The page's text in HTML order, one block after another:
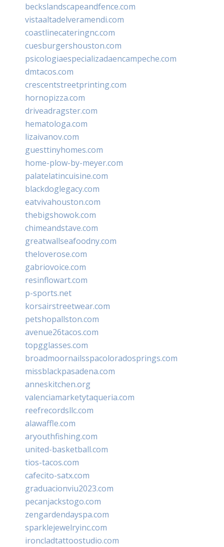
beckslandscapeandfence.com
vistaaltadelveramendi.com
coastlinecateringnc.com
cuesburgershouston.com
psicologiaespecializadaencampeche.com
dmtacos.com
crescentstreetprinting.com
hornopizza.com
driveadragster.com
hematologa.com
lizaivanov.com
guesttinyhomes.com
home-plow-by-meyer.com
palatelatincuisine.com
blackdoglegacy.com
eatvivahouston.com
thebigshowok.com
chimeandstave.com
greatwallseafoodny.com
theloverose.com
gabriovoice.com
resinflowart.com
p-sports.net
korsairstreetwear.com
petshopallston.com
avenue26tacos.com
topgglasses.com
broadmoornailsspacoloradosprings.com
missblackpasadena.com
anneskitchen.org
valenciamarketytaqueria.com
reefrecordsllc.com
alawaffle.com
aryouthfishing.com
united-basketball.com
tios-tacos.com
cafecito-satx.com
graduacionviu2023.com
pecanjackstogo.com
zengardendayspa.com
sparklejewelryinc.com
ironcladtattoostudio.com